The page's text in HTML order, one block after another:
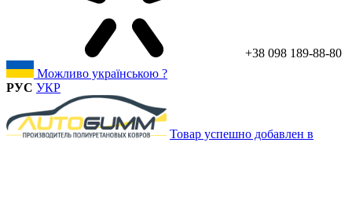
+38 098 189-88-80
Можливо українською ?
РУС УКР
Товар успешно добавлен в